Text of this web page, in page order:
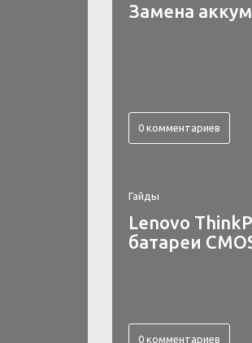
Замена
0 комментариев
Гайды
Lenovo
батареи
0 комментариев